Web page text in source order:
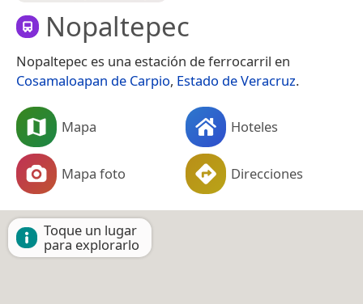
Nopaltepec
Nopaltepec es una estación de ferrocarril en
Cosamaloapan de Carpio, Estado de Veracruz.
Mapa Hoteles
Mapa foto Direcciones
Toque un lugar
para explorarlo